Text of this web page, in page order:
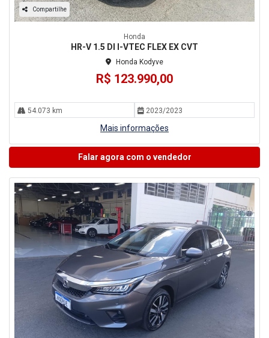
Compartilhe
Honda
HR-V 1.5 DI I-VTEC FLEX EX CVT
Honda Kodyve
R$ 123.990,00
54.073 km 2023/2023
Mais informações
Falar agora com o vendedor